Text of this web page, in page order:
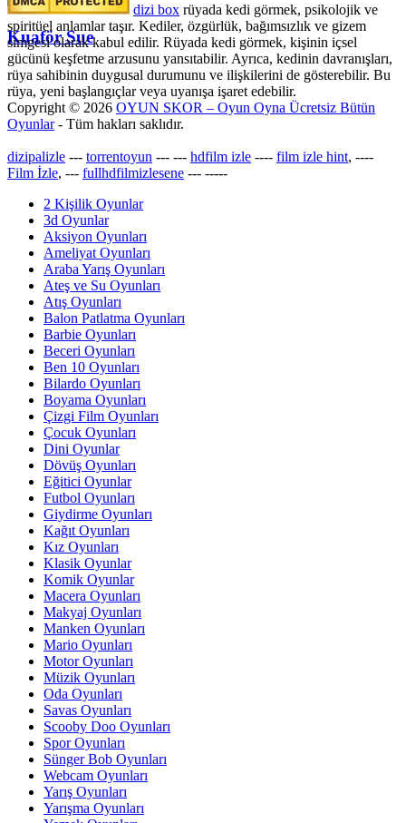
Kuaför Sue
dizi box rüyada kedi görmek​, psikolojik ve
spiritüel anlamlar taşır. Kediler, özgürlük, bağımsızlık ve gizem
simgesi olarak kabul edilir. Rüyada kedi görmek, kişinin içsel
gücünü keşfetme arzusunu yansıtabilir. Ayrıca, kedinin davranışları,
rüya sahibinin duygusal durumunu ve ilişkilerini de gösterebilir. Bu
rüya, yeni başlangıçlar veya uyanışa işaret edebilir.
Copyright © 2026 OYUN SKOR – Oyun Oyna Ücretsiz Bütün
Oyunlar- Tüm hakları saklıdır.
dizipalizle --- torrentoyun --- --- hdfilm izle ---- film izle hint, ----
Film İzle, --- fullhdfilmizlesene --- -----
2 Kişilik Oyunlar
3d Oyunlar
Aksiyon Oyunları
Ameliyat Oyunları
Araba Yarış Oyunları
Ateş ve Su Oyunları
Atış Oyunları
Balon Patlatma Oyunları
Barbie Oyunları
Beceri Oyunları
Ben 10 Oyunları
Bilardo Oyunları
Boyama Oyunları
Çizgi Film Oyunları
Çocuk Oyunları
Dini Oyunlar
Dövüş Oyunları
Eğitici Oyunlar
Futbol Oyunları
Giydirme Oyunları
Kağıt Oyunları
Kız Oyunları
Klasik Oyunlar
Komik Oyunlar
Macera Oyunları
Makyaj Oyunları
Manken Oyunları
Mario Oyunları
Motor Oyunları
Müzik Oyunları
Oda Oyunları
Savas Oyunları
Scooby Doo Oyunları
Spor Oyunları
Sünger Bob Oyunları
Webcam Oyunları
Yarış Oyunları
Yarışma Oyunları